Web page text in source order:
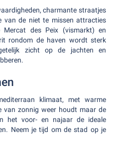
charmante straatjes
van de niet te missen attracties
des Peix (vismarkt) en
rondom de haven wordt sterk
zicht op de jachten en
klimaat, met warme
van zonnig weer houdt maar de
het voor- en najaar de ideale
Neem je tijd om de stad op je